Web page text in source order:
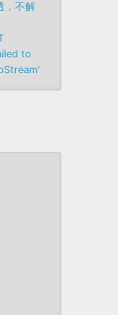
，不解
to